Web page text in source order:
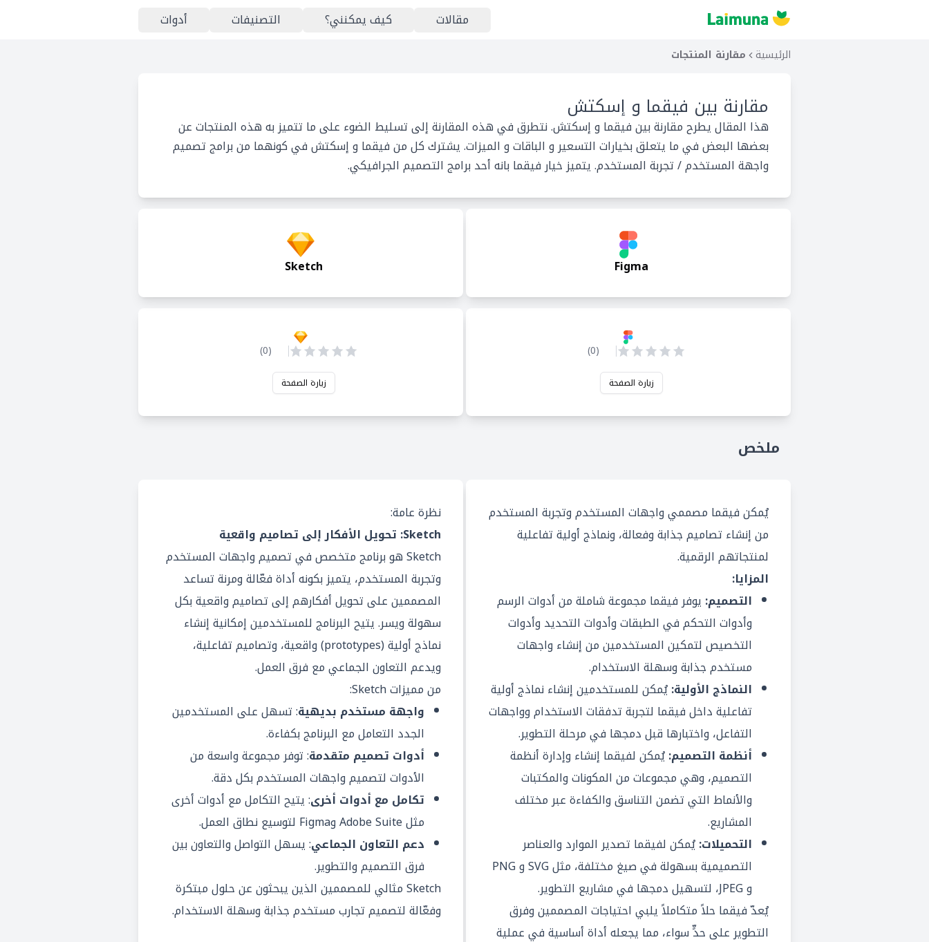
مقالات كيف يمكنني؟ التصنيفات أدوات
الرئيسية مقارنة المنتجات
مقارنة بين فيقما و إسكتش
هذا المقال يطرح مقارنة بين فيقما و إسكتش. نتطرق في هذه المقارنة إلى تسليط الضوء على ما تتميز به هذه المنتجات عن
بعضها البعض في ما يتعلق بخيارات التسعير و الباقات و الميزات. يشترك كل من فيقما و إسكتش في كونهما من برامج تصميم
واجهة المستخدم / تجربة المستخدم. يتميز خيار فيقما بانه أحد برامج التصميم الجرافيكي.
Figma
Sketch
(
0
)
زيارة الصفحة
(
0
)
زيارة الصفحة
ملخص
يُمكن فيقما مصممي واجهات المستخدم وتجربة المستخدم
من إنشاء تصاميم جذابة وفعالة، ونماذج أولية تفاعلية
لمنتجاتهم الرقمية.
المزايا:
التصميم: يوفر فيقما مجموعة شاملة من أدوات الرسم
وأدوات التحكم في الطبقات وأدوات التحديد وأدوات
التخصيص لتمكين المستخدمين من إنشاء واجهات
مستخدم جذابة وسهلة الاستخدام.
النماذج الأولية:يُمكن للمستخدمين إنشاء نماذج أولية
تفاعلية داخل فيقما لتجربة تدفقات الاستخدام وواجهات
التفاعل، واختبارها قبل دمجها في مرحلة التطوير.
أنظمة التصميم:يُمكن لفيقما إنشاء وإدارة أنظمة
التصميم، وهي مجموعات من المكونات والمكتبات
والأنماط التي تضمن التناسق والكفاءة عبر مختلف
المشاريع.
التحميلات:يُمكن لفيقما تصدير الموارد والعناصر
التصميمية بسهولة في صيغ مختلفة، مثل SVG و PNG
و JPEG، لتسهيل دمجها في مشاريع التطوير.
يُعدّ فيقما حلاً متكاملاً يلبي احتياجات المصممين وفرق
التطوير على حدٍّ سواء، مما يجعله أداة أساسية في عملية
نظرة عامة:
Sketch: تحويل الأفكار إلى تصاميم واقعية
Sketch هو برنامج متخصص في تصميم واجهات المستخدم
وتجربة المستخدم، يتميز بكونه أداة فعّالة ومرنة تساعد
المصممين على تحويل أفكارهم إلى تصاميم واقعية بكل
سهولة ويسر. يتيح البرنامج للمستخدمين إمكانية إنشاء
نماذج أولية (prototypes) واقعية، وتصاميم تفاعلية،
ويدعم التعاون الجماعي مع فرق العمل.
من مميزات Sketch:
واجهة مستخدم بديهية: تسهل على المستخدمين
الجدد التعامل مع البرنامج بكفاءة.
أدوات تصميم متقدمة: توفر مجموعة واسعة من
الأدوات لتصميم واجهات المستخدم بكل دقة.
تكامل مع أدوات أخرى: يتيح التكامل مع أدوات أخرى
مثل Adobe Suite وFigma لتوسيع نطاق العمل.
دعم التعاون الجماعي: يسهل التواصل والتعاون بين
فرق التصميم والتطوير.
Sketch مثالي للمصممين الذين يبحثون عن حلول مبتكرة
وفعّالة لتصميم تجارب مستخدم جذابة وسهلة الاستخدام.